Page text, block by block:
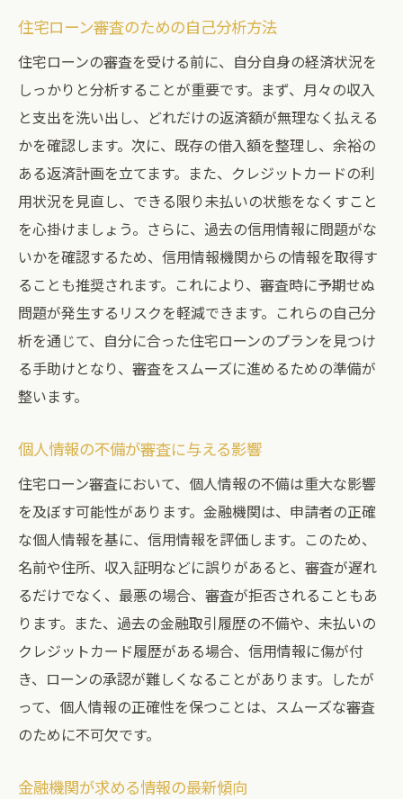
住宅ローン審査のための自己分析方法
住宅ローンの審査を受ける前に、自分自身の経済状況を
しっかりと分析することが重要です。まず、月々の収入
と支出を洗い出し、どれだけの返済額が無理なく払える
かを確認します。次に、既存の借入額を整理し、余裕の
ある返済計画を立てます。また、クレジットカードの利
用状況を見直し、できる限り未払いの状態をなくすこと
を心掛けましょう。さらに、過去の信用情報に問題がな
いかを確認するため、信用情報機関からの情報を取得す
ることも推奨されます。これにより、審査時に予期せぬ
問題が発生するリスクを軽減できます。これらの自己分
析を通じて、自分に合った住宅ローンのプランを見つけ
る手助けとなり、審査をスムーズに進めるための準備が
整います。
個人情報の不備が審査に与える影響
住宅ローン審査において、個人情報の不備は重大な影響
を及ぼす可能性があります。金融機関は、申請者の正確
な個人情報を基に、信用情報を評価します。このため、
名前や住所、収入証明などに誤りがあると、審査が遅れ
るだけでなく、最悪の場合、審査が拒否されることもあ
ります。また、過去の金融取引履歴の不備や、未払いの
クレジットカード履歴がある場合、信用情報に傷が付
き、ローンの承認が難しくなることがあります。したが
って、個人情報の正確性を保つことは、スムーズな審査
のために不可欠です。
金融機関が求める情報の最新傾向